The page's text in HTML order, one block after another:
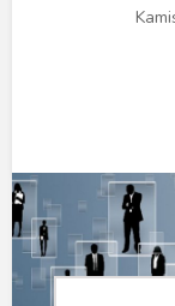
Wanita